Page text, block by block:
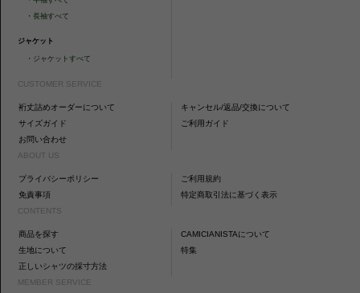
・長袖すべて
ジャケット
・ ジャケットすべて
CUSTOMER SERVICE
裄丈詰めオーダーについて
キャンセル/返品/交換について
サイズガイド
ご利用ガイド
お問い合わせ
ABOUT US
プライバシーポリシー
ご利用規約
免責事項
特定商取引法に基づく表示
CONTENTS
商品を探す
CAMICIANISTAについて
生地について
特集
正しいシャツの採寸方法
MEMBER SERVICE